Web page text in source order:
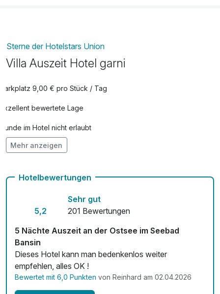
Sterne der Hotelstars Union
Villa Auszeit Hotel garni
Parkplatz 9,00 € pro Stück / Tag
Exzellent bewertete Lage
Hunde im Hotel nicht erlaubt
Kostenloses W-LAN
Mehr anzeigen
Hotelbewertungen
5,2
Sehr gut
201 Bewertungen
5 Nächte Auszeit an der Ostsee im Seebad
Bansin
Dieses Hotel kann man bedenkenlos weiter
empfehlen, alles OK !
Bewertet mit 6,0 Punkten von Reinhard am 02.04.2026